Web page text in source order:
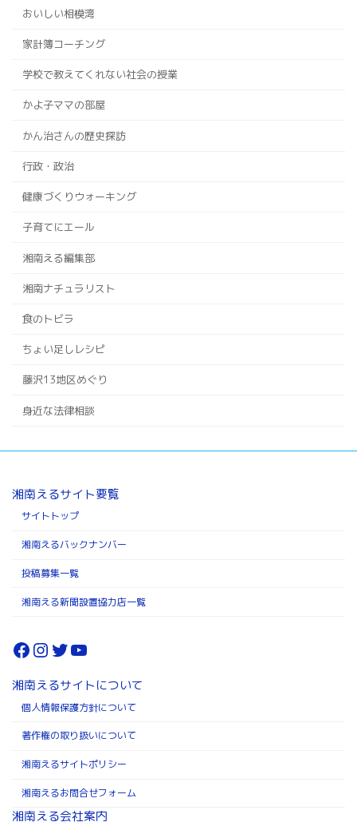
おいしい相模湾
家計簿コーチング
学校で教えてくれない社会の授業
かよ子ママの部屋
かん治さんの歴史探訪
行政・政治
健康づくりウォーキング
子育てにエール
湘南える編集部
湘南ナチュラリスト
食のトビラ
ちょい足しレシピ
藤沢13地区めぐり
身近な法律相談
湘南えるサイト要覧
サイトトップ
湘南えるバックナンバー
投稿募集一覧
湘南える新聞設置協力店一覧
Facebook
Instagram
Twitter
YouTube
湘南えるサイトについて
個人情報保護方針について
著作権の取り扱いについて
湘南えるサイトポリシー
湘南えるお問合せフォーム
湘南える会社案内